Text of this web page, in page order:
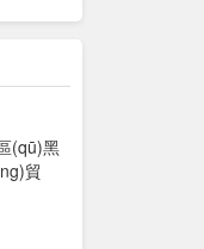
(qū)黑
貿